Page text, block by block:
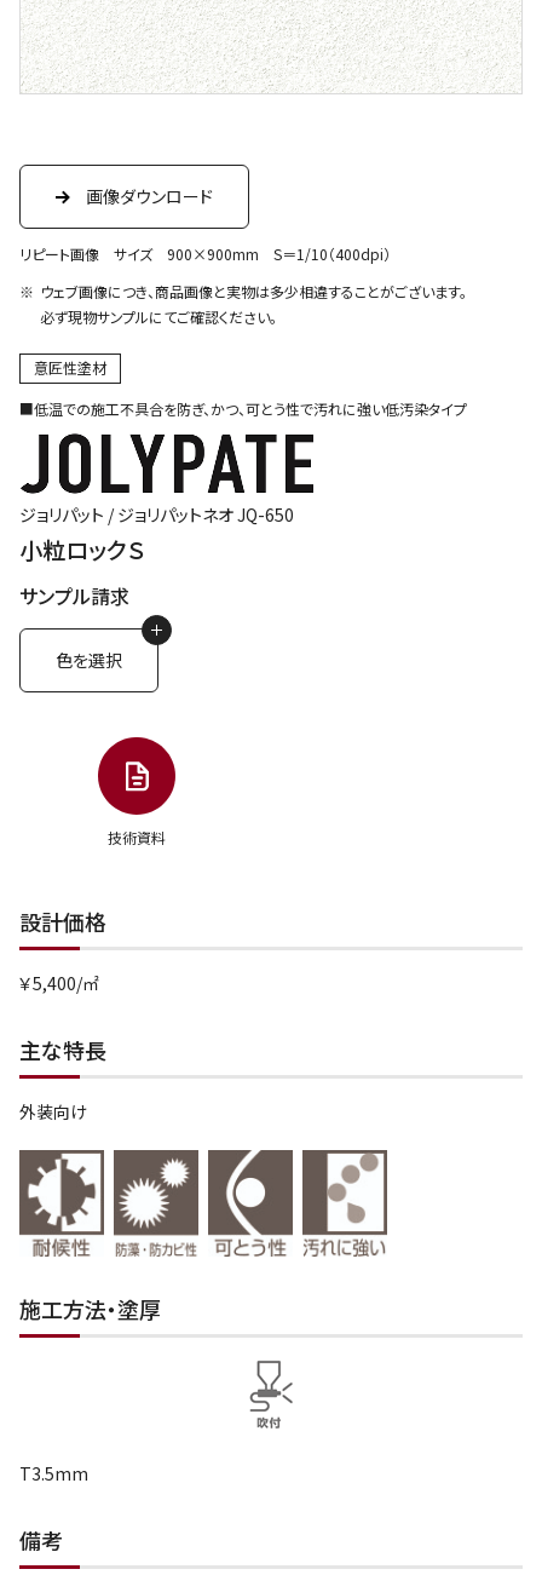
画像ダウンロード
リピート画像 サイズ 900×900mm S＝1/10（400dpi）
ウェブ画像につき、商品画像と実物は多少相違することがございます。
必ず現物サンプルにてご確認ください。
意匠性塗材
■低温での施工不具合を防ぎ、かつ、可とう性で汚れに強い低汚染タイプ
ジョリパット /ジョリパットネオ JQ-650
小粒ロックＳ
サンプル請求
色を選択
技術資料
設計価格
￥5,400/㎡
主な特長
外装向け
施工方法・塗厚
T3.5mm
備考